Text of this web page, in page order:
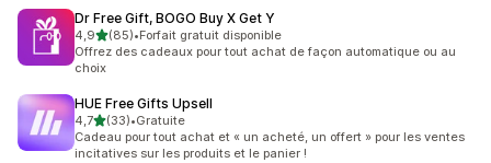
Dr Free Gift, BOGO Buy X Get Y
4,9étoile(s) sur 5
(85)
85 avis au total
•Forfait gratuit disponible
Offrez des cadeaux pour tout achat de façon automatique ou au
choix
HUE Free Gifts Upsell
4,7étoile(s) sur 5
(33)
33 avis au total
•Gratuite
Cadeau pour tout achat et « un acheté, un offert » pour les ventes
incitatives sur les produits et le panier !